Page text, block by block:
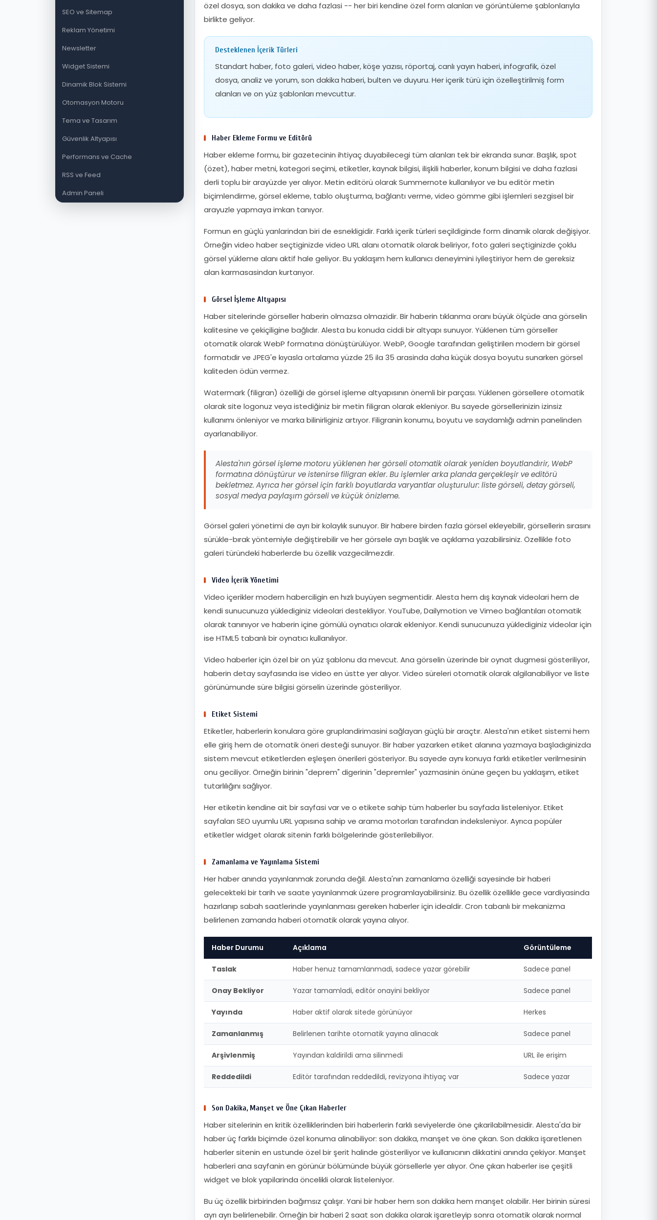
SEO ve Sitemap
Reklam Yönetimi
Newsletter
Widget Sistemi
Dinamik Blok Sistemi
Otomasyon Motoru
Tema ve Tasarım
Güvenlik Altyapısı
Performans ve Cache
RSS ve Feed
Admin Paneli
özel dosya, son dakika ve daha fazlasi -- her biri kendine özel form alanları ve görüntüleme şablonlarıyla
birlikte geliyor.
Desteklenen İçerik Türleri
Standart haber, foto galeri, video haber, köşe yazısı, röportaj, canlı yayın haberi, infografik, özel
dosya, analiz ve yorum, son dakika haberi, bulten ve duyuru. Her içerik türü için özelleştirilmiş form
alanları ve on yüz şablonları mevcuttur.
Haber Ekleme Formu ve Editörü
Haber ekleme formu, bir gazetecinin ihtiyaç duyabilecegi tüm alanları tek bir ekranda sunar. Başlık, spot
(özet), haber metni, kategori seçimi, etiketler, kaynak bilgisi, ilişkili haberler, konum bilgisi ve daha fazlasi
derli toplu bir arayüzde yer alıyor. Metin editörü olarak Summernote kullanılıyor ve bu editör metin
biçimlendirme, görsel ekleme, tablo oluşturma, bağlantı verme, video gömme gibi işlemleri sezgisel bir
arayuzle yapmaya imkan tanıyor.
Formun en güçlü yanlarindan biri de esnekligidir. Farklı içerik türleri seçildiginde form dinamik olarak değişiyor.
Örneğin video haber seçtiginizde video URL alanı otomatik olarak beliriyor, foto galeri seçtiginizde çoklu
görsel yükleme alanı aktif hale geliyor. Bu yaklaşım hem kullanıcı deneyimini iyileştiriyor hem de gereksiz
alan karmasasindan kurtarıyor.
Görsel İşleme Altyapısı
Haber sitelerinde görseller haberin olmazsa olmazidir. Bir haberin tıklanma oranı büyük ölçüde ana görselin
kalitesine ve çekiçiligine bağlıdır. Alesta bu konuda ciddi bir altyapı sunuyor. Yüklenen tüm görseller
otomatik olarak WebP formatına dönüştürülüyor. WebP, Google tarafından geliştirilen modern bir görsel
formatıdir ve JPEG'e kıyasla ortalama yüzde 25 ila 35 arasinda daha küçük dosya boyutu sunarken görsel
kaliteden ödün vermez.
Watermark (filigran) özelliği de görsel işleme altyapısının önemli bir parçası. Yüklenen görsellere otomatik
olarak site logonuz veya istediğiniz bir metin filigran olarak ekleniyor. Bu sayede görsellerinizin izinsiz
kullanımı önleniyor ve marka bilinirliginiz artıyor. Filigranin konumu, boyutu ve saydamlığı admin panelinden
ayarlanabiliyor.
Alesta'nın görsel işleme motoru yüklenen her görseli otomatik olarak yeniden boyutlandırir, WebP
formatına dönüştürur ve istenirse filigran ekler. Bu işlemler arka planda gerçekleşir ve editörü
bekletmez. Ayrıca her görsel için farklı boyutlarda varyantlar oluşturulur: liste görseli, detay görseli,
sosyal medya paylaşım görseli ve küçük önizleme.
Görsel galeri yönetimi de ayrı bir kolaylık sunuyor. Bir habere birden fazla görsel ekleyebilir, görsellerin sırasını
sürükle-bırak yöntemiyle değiştirebilir ve her görsele ayrı başlık ve açıklama yazabilirsiniz. Özellikle foto
galeri türündeki haberlerde bu özellik vazgecilmezdir.
Video İçerik Yönetimi
Video içerikler modern haberciligin en hızlı buyüyen segmentidir. Alesta hem dış kaynak videolari hem de
kendi sunucunuza yüklediginiz videolari destekliyor. YouTube, Dailymotion ve Vimeo bağlantıları otomatik
olarak tanınıyor ve haberin içine gömülü oynatıcı olarak ekleniyor. Kendi sunucunuza yüklediginiz videolar için
ise HTML5 tabanlı bir oynatıcı kullanılıyor.
Video haberler için özel bir on yüz şablonu da mevcut. Ana görselin üzerinde bir oynat dugmesi gösteriliyor,
haberin detay sayfasında ise video en üstte yer alıyor. Video süreleri otomatik olarak algilanabiliyor ve liste
görünümunde süre bilgisi görselin üzerinde gösteriliyor.
Etiket Sistemi
Etiketler, haberlerin konulara göre gruplandirimasini sağlayan güçlü bir araçtır. Alesta'nın etiket sistemi hem
elle giriş hem de otomatik öneri desteği sunuyor. Bir haber yazarken etiket alanına yazmaya başladıginizda
sistem mevcut etiketlerden eşleşen önerileri gösteriyor. Bu sayede aynı konuya farklı etiketler verilmesinin
onu geciliyor. Örneğin birinin "deprem" digerinin "depremler" yazmasinin önüne geçen bu yaklaşım, etiket
tutarlılığını sağlıyor.
Her etiketin kendine ait bir sayfasi var ve o etikete sahip tüm haberler bu sayfada listeleniyor. Etiket
sayfaları SEO uyumlu URL yapısına sahip ve arama motorları tarafından indeksleniyor. Ayrıca popüler
etiketler widget olarak sitenin farklı bölgelerinde gösterilebiliyor.
Zamanlama ve Yayınlama Sistemi
Her haber anında yayınlanmak zorunda değil. Alesta'nın zamanlama özelliği sayesinde bir haberi
gelecekteki bir tarih ve saate yayınlanmak üzere programlayabilirsiniz. Bu özellik özellikle gece vardiyasinda
hazırlanıp sabah saatlerinde yayınlanması gereken haberler için idealdir. Cron tabanlı bir mekanizma
belirlenen zamanda haberi otomatik olarak yayına alıyor.
Haber Durumu Açıklama Görüntüleme
Taslak Haber henuz tamamlanmadi, sadece yazar görebilir Sadece panel
Onay Bekliyor Yazar tamamladi, editör onayini bekliyor Sadece panel
Yayında Haber aktif olarak sitede görünüyor Herkes
Zamanlanmış Belirlenen tarihte otomatik yayına alinacak Sadece panel
Arşivlenmiş Yayından kaldirildi ama silinmedi URL ile erişim
Reddedildi Editör tarafından reddedildi, revizyona ihtiyaç var Sadece yazar
Son Dakika, Manşet ve Öne Çıkan Haberler
Haber sitelerinin en kritik özelliklerinden biri haberlerin farklı seviyelerde öne çıkarilabilmesidir. Alesta'da bir
haber üç farklıı biçimde özel konuma alinabiliyor: son dakika, manşet ve öne çıkan. Son dakika işaretlenen
haberler sitenin en ustunde özel bir şerit halinde gösteriliyor ve kullanıcının dikkatini anında çekiyor. Manşet
haberleri ana sayfanin en görünür bölümünde büyük görsellerle yer alıyor. Öne çıkan haberler ise çeşitli
widget ve blok yapilarinda öncelikli olarak listeleniyor.
Bu üç özellik birbirinden bağımsız çalışır. Yani bir haber hem son dakika hem manşet olabilir. Her birinin süresi
ayrı ayrı belirlenebilir. Örneğin bir haberi 2 saat son dakika olarak işaretleyip sonra otomatik olarak normal